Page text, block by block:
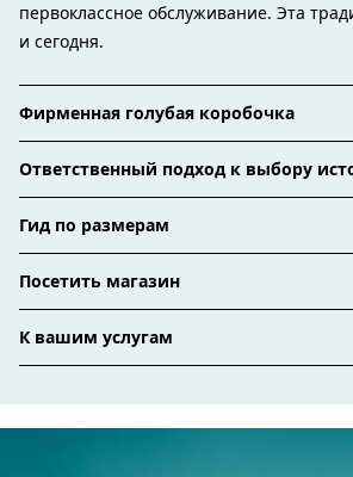
первоклассное обслуживание. Эта
и сегодня.
Фирменная голубая коробочка
Ответственный подход к выбору
Гид по размерам
Посетить магазин
К вашим услугам